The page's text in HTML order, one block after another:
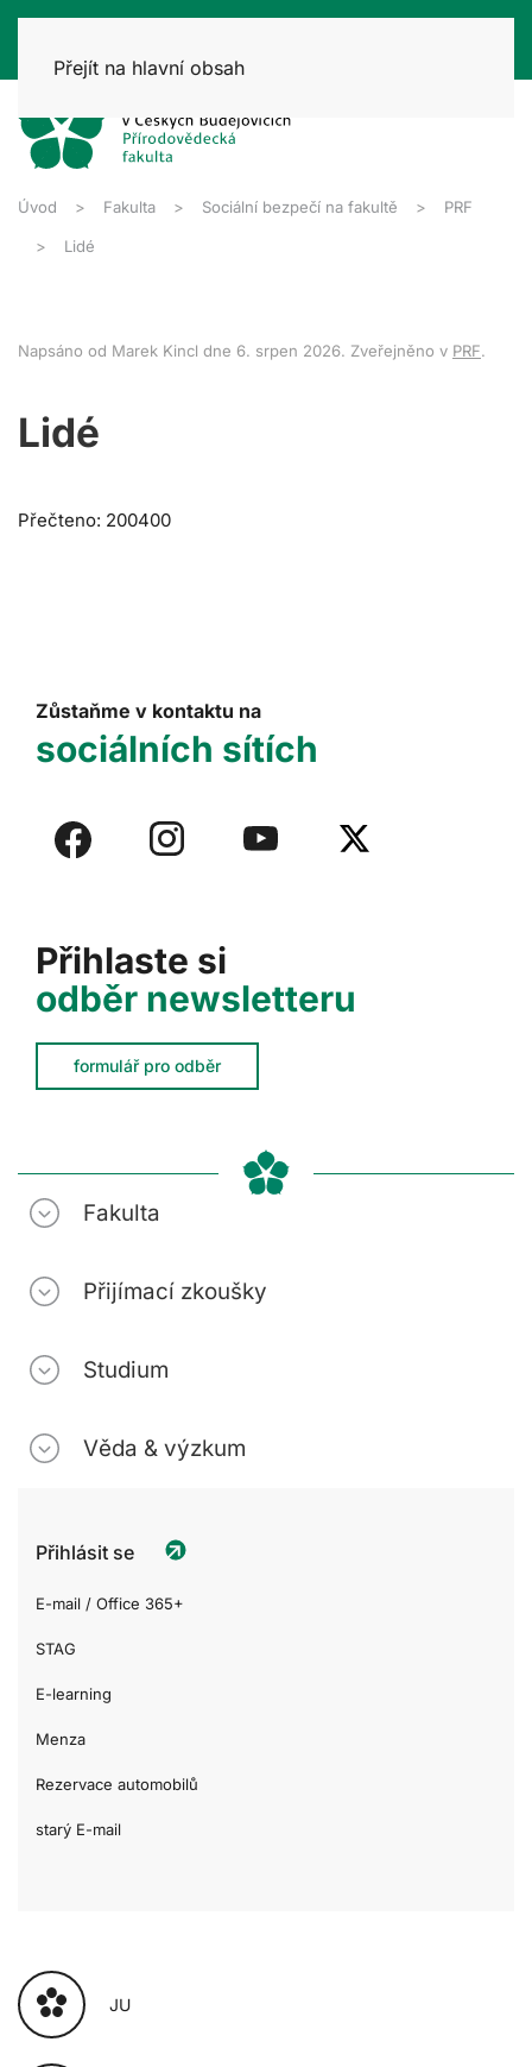
Přejít na hlavní obsah
Úvod Fakulta Sociální bezpečí na fakultě PRF
Lidé
Napsáno od Marek Kincl dne 6. srpen 2026. Zveřejněno v PRF.
Lidé
Přečteno: 200400
Přihlaste si
odběr newsletteru
formulář pro odběr
Zůstaňme v kontaktu na
sociálních sítích
Fakulta
Přijímací zkoušky
Studium
Věda & výzkum
Přihlásit se
E-mail / Office 365+
STAG
E-learning
Menza
Rezervace automobilů
starý E-mail
JU